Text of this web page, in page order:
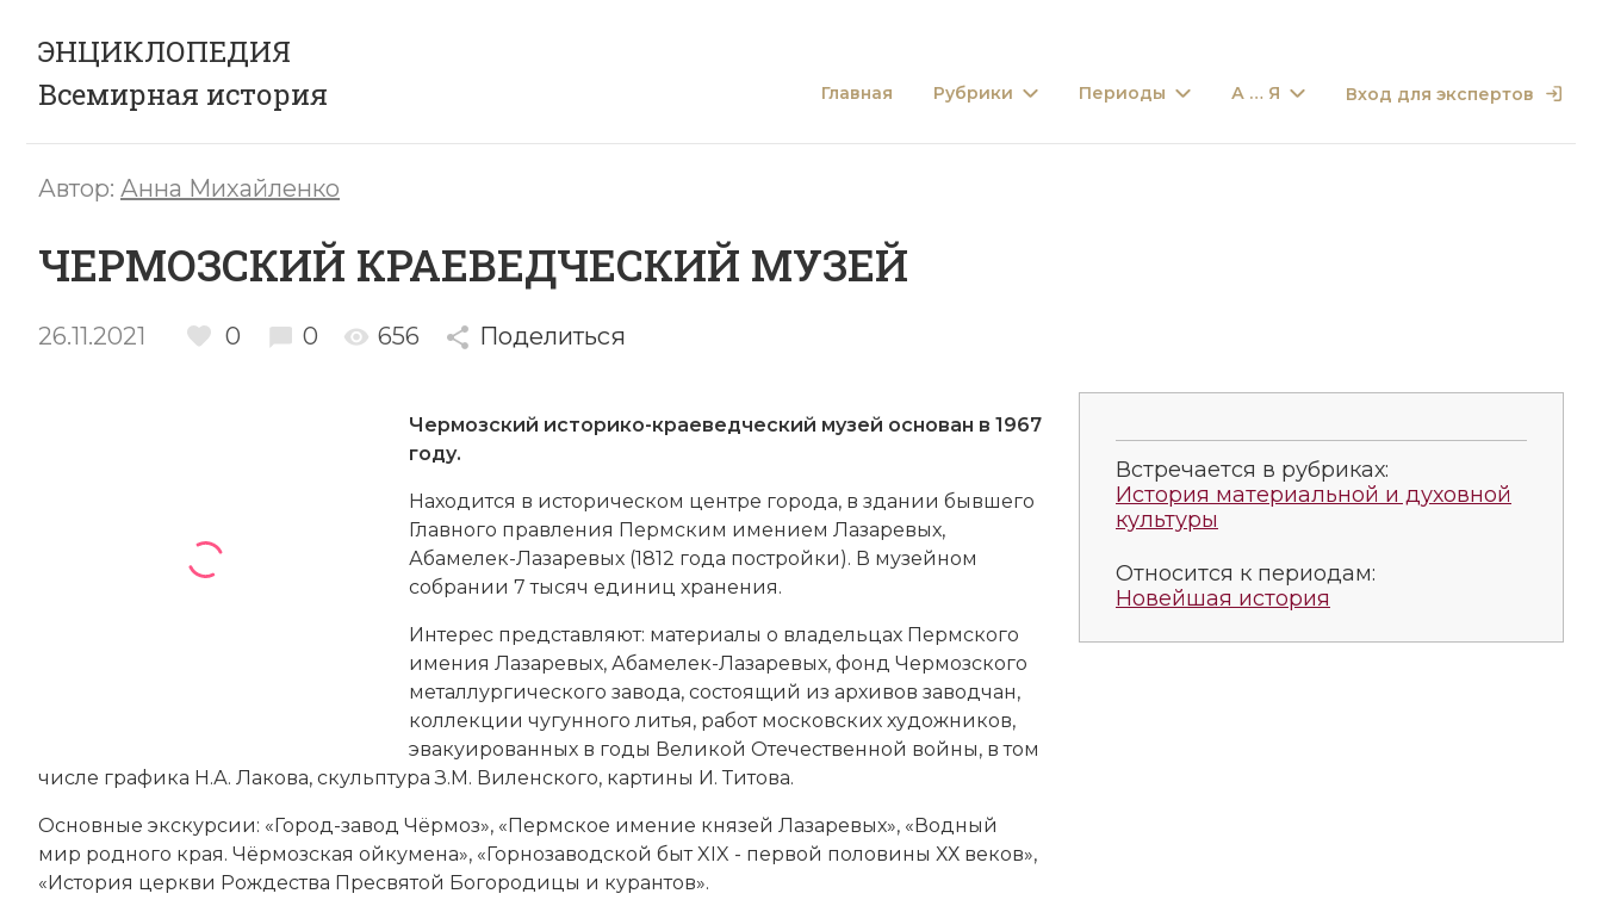
ЭНЦИКЛОПЕДИЯ
Всемирная история
Главная Рубрики Периоды А … Я Вход для экспертов
Автор: Анна Михайленко
ЧЕРМОЗСКИЙ КРАЕВЕДЧЕСКИЙ МУЗЕЙ
26.11.2021 0 0 656 Поделиться
Чермозский историко-краеведческий музей основан в 1967
году.
Находится в историческом центре города, в здании бывшего
Главного правления Пермским имением Лазаревых,
Абамелек-Лазаревых (1812 года постройки). В музейном
собрании 7 тысяч единиц хранения.
Интерес представляют: материалы о владельцах Пермского
имения Лазаревых, Абамелек-Лазаревых, фонд Чермозского
металлургического завода, состоящий из архивов заводчан,
коллекции чугунного литья, работ московских художников,
эвакуированных в годы Великой Отечественной войны, в том
числе графика Н.А. Лакова, скульптура З.М. Виленского, картины И. Титова.
Основные экскурсии: «Город-завод Чёрмоз», «Пермское имение князей Лазаревых», «Водный
мир родного края. Чёрмозская ойкумена», «Горнозаводской быт XIX - первой половины ХХ веков»,
«История церкви Рождества Пресвятой Богородицы и курантов».
Встречается в рубриках:
История материальной и духовной
культуры
Относится к периодам:
Новейшая история